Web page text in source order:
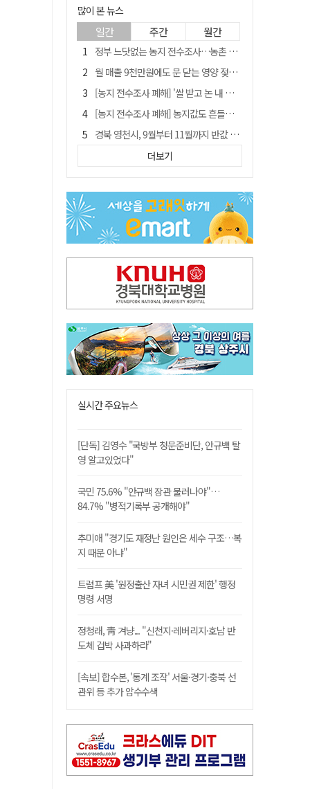
많이 본 뉴스
일간 주간 월간
정부 느닷없는 농지 전수조사…농촌 들쑤시는 '경자유전'의 칼날
월 매출 9천만원에도 문 닫는 영양 젖소농장… "일할 사람이 없어"
[농지 전수조사 폐해] '쌀 받고 논 내 준' 도지농 이제 어쩌나?
[농지 전수조사 폐해] 농지값도 흔들리나…"도지 막히면 헐값 매물 나올 수도"
경북 영천시, 9월부터 11월까지 반값 여행 혜택 제공
국민 51.9% "李 대통령 재판 재개 필요하다"
아쉬운 태클
[농지 전수조사 폐해] 실경작농·청년농 부담도 커진다
김주수 전 의성군수 공덕비 결국 철거… 문화재법 위반 원상복구
더보기
실시간 주요뉴스
[단독] 김영수 "국방부 청문준비단, 안규백 탈
영 알고있었다"
국민 75.6% "안규백 장관 물러나야"…
84.7% "병적기록부 공개해야"
추미애 "경기도 재정난 원인은 세수 구조…복
지 때문 아냐"
트럼프 美 '원정출산 자녀 시민권 제한' 행정
명령 서명
정청래, 靑 겨냥... "신천지·레버리지·호남 반
도체 겁박 사과하라"
[속보] 합수본, '통계 조작' 서울·경기·충북 선
관위 등 추가 압수수색